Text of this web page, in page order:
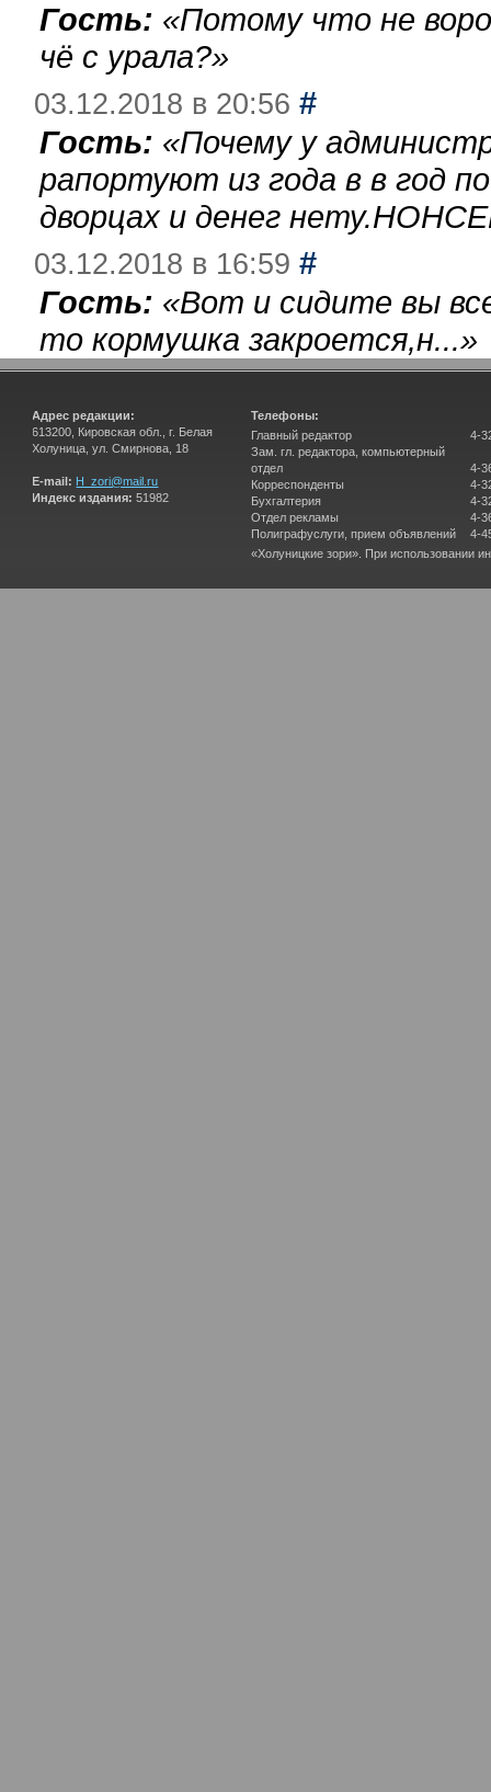
Гость: «Потому что не
чё с урала?»
03.12.2018 в 20:56 #
Гость: «Почему у
рапортуют из года в в год
дворцах и денег
03.12.2018 в 16:59 #
Гость: «Вот и сидите вы
то кормушка закроется,н...»
Адрес редакции:
613200, Кировская обл., г. Белая
Холуница, ул. Смирнова, 18
E-mail: H_zori@mail.ru
Индекс издания: 51982
Телефоны:
Главный редактор
Зам. гл. редактора, компьютерный
отдел
Корреспонденты
Бухгалтерия
Отдел рекламы
Полиграфуслуги, прием объявлений
4-
4-
4-
4-
4-
4-
«Холуницкие зори». При использовании